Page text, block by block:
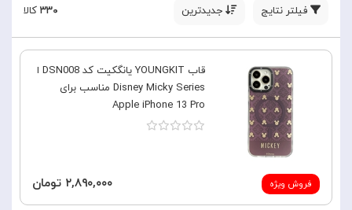
فیلتر نتایج جدیدترین ۳۳۰ کالا
فروش ویژه
قاب YOUNGKIT یانگکیت کد DSN008 ا
Disney Micky Series مناسب برای
Apple iPhone 13 Pro
۲,۸۹۰,۰۰۰ تومان